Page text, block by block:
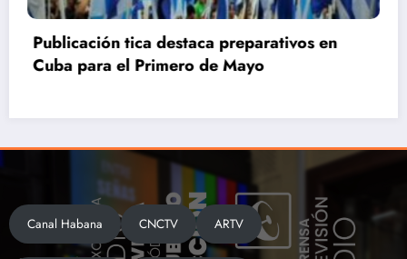
Primero de Mayo en Villa Clara: La Patria se
defiende
Canal Habana CNCTV ARTV